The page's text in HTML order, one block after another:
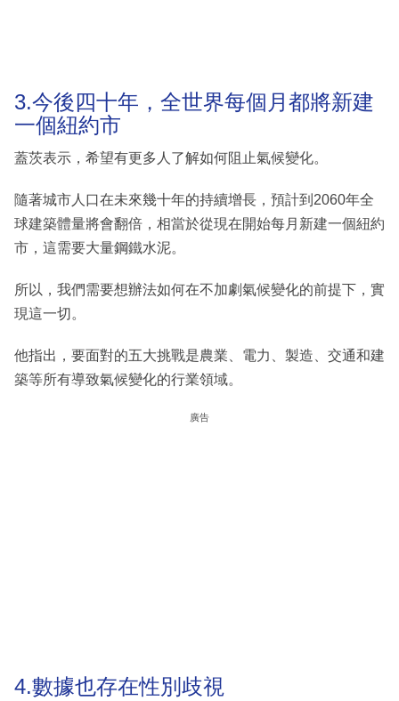
3.今後四十年，全世界每個月都將新建
一個紐約市
蓋茨表示，希望有更多人了解如何阻止氣候變化。
隨著城市人口在未來幾十年的持續增長，預計到2060年全
球建築體量將會翻倍，相當於從現在開始每月新建一個紐約
市，這需要大量鋼鐵水泥。
所以，我們需要想辦法如何在不加劇氣候變化的前提下，實
現這一切。
他指出，要面對的五大挑戰是農業、電力、製造、交通和建
築等所有導致氣候變化的行業領域。
廣告
4.數據也存在性別歧視